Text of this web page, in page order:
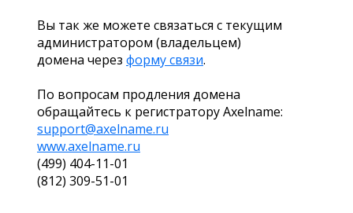
Вы так же можете связаться с текущим
администратором (владельцем)
домена через форму связи.
По вопросам продления домена
обращайтесь к регистратору Axelname:
support@axelname.ru
www.axelname.ru
(499) 404-11-01
(812) 309-51-01